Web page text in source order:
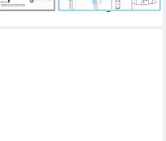
lieferbar - in 2-3 Werktagen bei dir